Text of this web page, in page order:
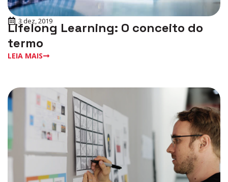
3 dez, 2019
Lifelong Learning: O conceito do
termo
LEIA MAIS